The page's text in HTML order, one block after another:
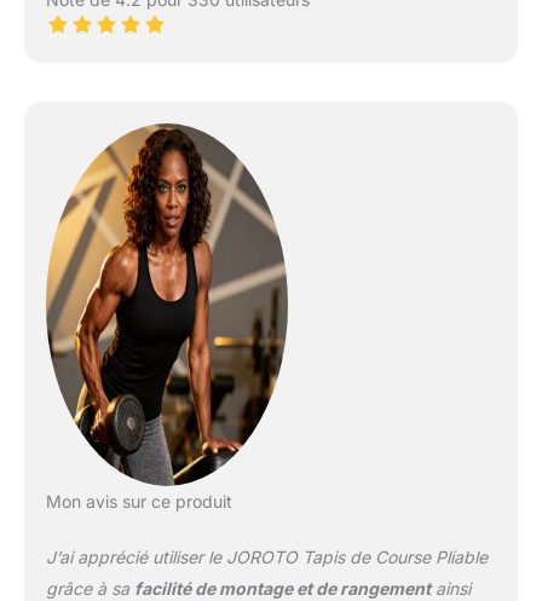
Mon avis sur ce produit
J’ai apprécié utiliser le JOROTO Tapis de Course Pliable
grâce à sa facilité de montage et de rangementainsi